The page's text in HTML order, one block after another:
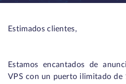
Estimados clientes,
Estamos encantados de
VPS con un puerto ilimitado de